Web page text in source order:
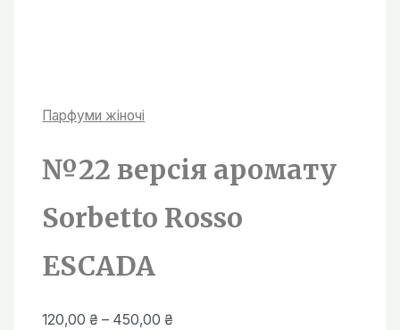
Парфуми жiночi
№22 версія аромату
Sorbetto Rosso
ESCADA
120,00₴ – 450,00₴